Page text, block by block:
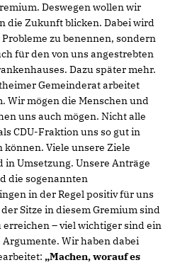
Deswegen wollen wir
die Zukunft blicken. Dabei wird
zu benennen, sondern
für den von uns angestrebten
Dazu später mehr.
Gemeinderat arbeitet
Wir mögen die Menschen und
uns auch mögen. Nicht alle
CDU-Fraktion uns so gut in
Viele unsere Ziele
Umsetzung. Unsere Anträge
die sogenannten
in der Regel positiv für uns
Sitze in diesem Gremium sind
– viel wichtiger sind ein
Wir haben dabei
Machen, worauf es